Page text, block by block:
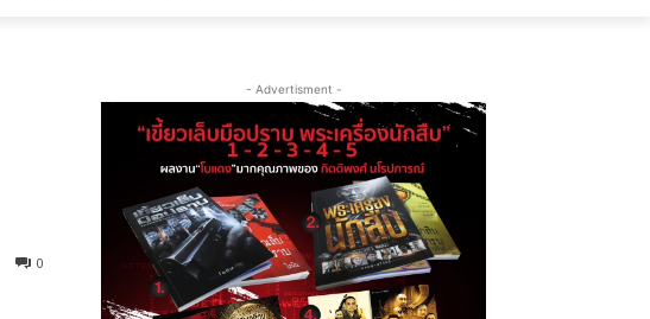
0
- Advertisment -